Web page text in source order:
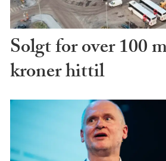
Solgt for over 100
kroner hittil